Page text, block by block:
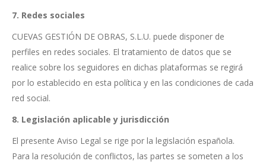
7. Redes sociales
CUEVAS GESTIÓN DE OBRAS, S.L.U. puede disponer de
perfiles en redes sociales. El tratamiento de datos que se
realice sobre los seguidores en dichas plataformas se regirá
por lo establecido en esta política y en las condiciones de cada
red social.
8. Legislación aplicable y jurisdicción
El presente Aviso Legal se rige por la legislación española.
Para la resolución de conflictos, las partes se someten a los